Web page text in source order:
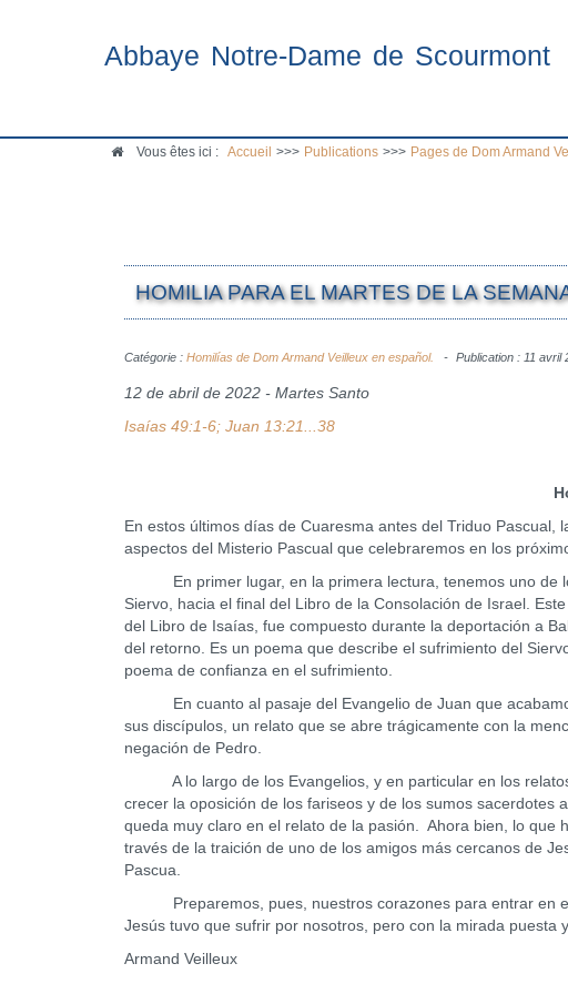
Abbaye Notre-Dame de Scourmont
Vous êtes ici : Accueil >>> Publications >>> Pages de Dom Armand
HOMILIA PARA EL MARTES DE LA
Catégorie : Homilías de Dom Armand Veilleux en español. Publication : 11 avril
12 de abril de 2022 - Martes Santo
Isaías 49:1-6; Juan 13:21...38
En estos últimos días de Cuaresma antes del Triduo
aspectos del Misterio Pascual que celebraremos en los
En primer lugar, en la primera lectura, tenemos uno de
Siervo, hacia el final del Libro de la Consolación de Israel.
del Libro de Isaías, fue compuesto durante la deportación a
del retorno. Es un poema que describe el sufrimiento del
poema de confianza en el sufrimiento.
En cuanto al pasaje del Evangelio de Juan que
sus discípulos, un relato que se abre trágicamente con la
negación de Pedro.
A lo largo de los Evangelios, y en particular en los relatos
crecer la oposición de los fariseos y de los sumos sacerdotes
queda muy claro en el relato de la pasión. Ahora bien, lo que
través de la traición de uno de los amigos más cercanos de
Pascua.
Preparemos, pues, nuestros corazones para entrar en
Jesús tuvo que sufrir por nosotros, pero con la mirada puesta
Armand Veilleux